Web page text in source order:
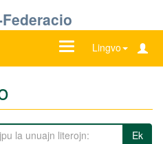
Lingvo
Ŝanĝu
Ek